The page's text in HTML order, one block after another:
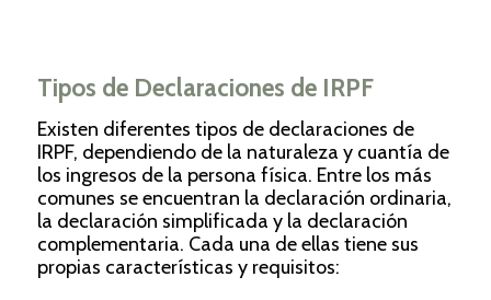
Tipos de Declaraciones de IRPF
Existen diferentes tipos de declaraciones de
IRPF, dependiendo de la naturaleza y cuantía de
los ingresos de la persona física. Entre los más
comunes se encuentran la declaración ordinaria,
la declaración simplificada y la declaración
complementaria. Cada una de ellas tiene sus
propias características y requisitos: